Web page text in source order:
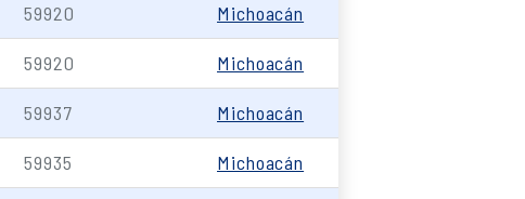
59920 Michoacán
59920 Michoacán
59937 Michoacán
59935 Michoacán